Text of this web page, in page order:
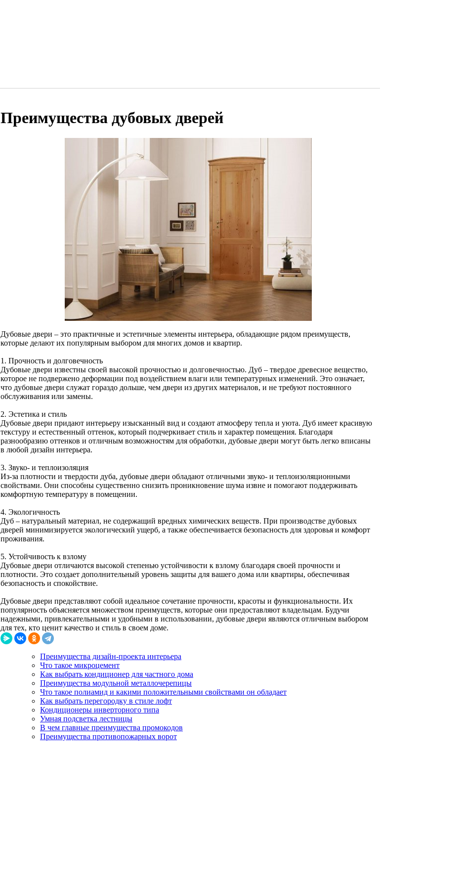
Преимущества дубовых дверей
Дубовые двери – это практичные и эстетичные элементы интерьера, обладающие рядом преимуществ,
которые делают их популярным выбором для многих домов и квартир.
1. Прочность и долговечность
Дубовые двери известны своей высокой прочностью и долговечностью. Дуб – твердое древесное вещество,
которое не подвержено деформации под воздействием влаги или температурных изменений. Это означает,
что дубовые двери служат гораздо дольше, чем двери из других материалов, и не требуют постоянного
обслуживания или замены.
2. Эстетика и стиль
Дубовые двери придают интерьеру изысканный вид и создают атмосферу тепла и уюта. Дуб имеет красивую
текстуру и естественный оттенок, который подчеркивает стиль и характер помещения. Благодаря
разнообразию оттенков и отличным возможностям для обработки, дубовые двери могут быть легко вписаны
в любой дизайн интерьера.
3. Звуко- и теплоизоляция
Из-за плотности и твердости дуба, дубовые двери обладают отличными звуко- и теплоизоляционными
свойствами. Они способны существенно снизить проникновение шума извне и помогают поддерживать
комфортную температуру в помещении.
4. Экологичность
Дуб – натуральный материал, не содержащий вредных химических веществ. При производстве дубовых
дверей минимизируется экологический ущерб, а также обеспечивается безопасность для здоровья и комфорт
проживания.
5. Устойчивость к взлому
Дубовые двери отличаются высокой степенью устойчивости к взлому благодаря своей прочности и
плотности. Это создает дополнительный уровень защиты для вашего дома или квартиры, обеспечивая
безопасность и спокойствие.
Дубовые двери представляют собой идеальное сочетание прочности, красоты и функциональности. Их
популярность объясняется множеством преимуществ, которые они предоставляют владельцам. Будучи
надежными, привлекательными и удобными в использовании, дубовые двери являются отличным выбором
для тех, кто ценит качество и стиль в своем доме.
Преимущества дизайн-проекта интерьера
Что такое микроцемент
Как выбрать кондиционер для частного дома
Преимущества модульной металлочерепицы
Что такое полиамид и какими положительными свойствами он обладает
Как выбрать перегородку в стиле лофт
Кондиционеры инверторного типа
Умная подсветка лестницы
В чем главные преимущества промокодов
Преимущества противопожарных ворот